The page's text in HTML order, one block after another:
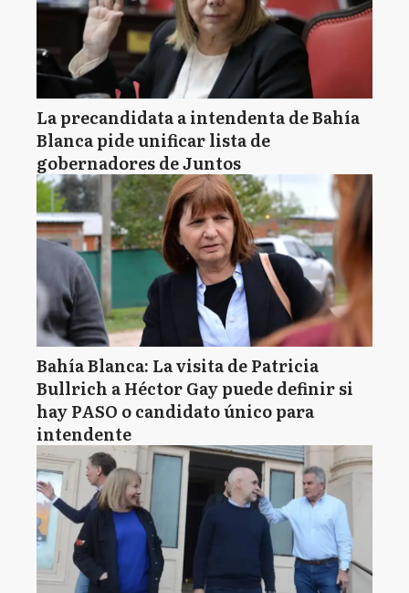
La precandidata a intendenta de Bahía
Blanca pide unificar lista de
gobernadores de Juntos
Bahía Blanca: La visita de Patricia
Bullrich a Héctor Gay puede definir si
hay PASO o candidato único para
intendente